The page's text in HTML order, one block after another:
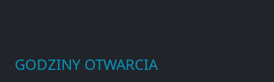
GODZINY OTWARCIA